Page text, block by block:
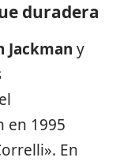
duradera
Jackman y
en 1995
En